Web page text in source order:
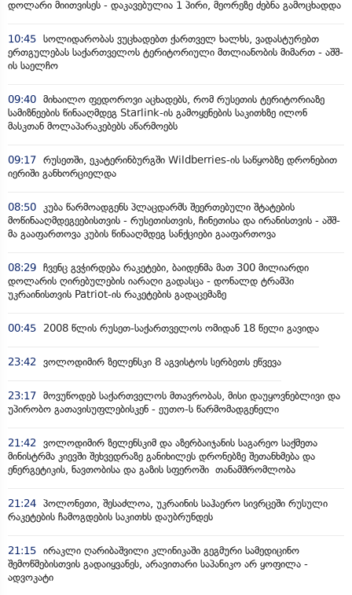
დოლარი მიითვისეს - დაკავებულია 1 პირი, მეორეზე ძებნა გამოცხადდა
10:45 სოლიდარობას ვუცხადებთ ქართველ ხალხს, ვადასტურებთ
ერთგულებას საქართველოს ტერიტორიული მთლიანობის მიმართ - აშშ-
ის საელჩო
09:40 მიხაილო ფედოროვი აცხადებს, რომ რუსეთის ტერიტორიაზე
სამიზნეების წინააღმდეგ Starlink-ის გამოყენების საკითხზე ილონ
მასკთან მოლაპარაკებებს აწარმოებს
09:17 რუსეთში, ეკატერინბურგში Wildberries-ის საწყობზე დრონებით
იერიში განხორციელდა
08:50
კუბა წარმოადგენს პლაცდარმს შეერთებული შტატების
მოწინააღმდეგეებისთვის - რუსეთისთვის, ჩინეთისა და ირანისთვის - აშშ-
მა გააფართოვა კუბის წინააღმდეგ სანქციები გააფართოვა
08:29 ჩვენც გვჭირდება რაკეტები, ბაიდენმა მათ 300 მილიარდი
დოლარის ღირებულების იარაღი გადასცა - დონალდ ტრამპი
უკრაინისთვის Patriot-ის რაკეტების გადაცემაზე
00:45 2008 წლის რუსეთ-საქართველოს ომიდან 18 წელი გავიდა
23:42 ვოლოდიმირ ზელენსკი 8 აგვისტოს სერბეთს ეწვევა
23:17 მოვუწოდებ საქართველოს მთავრობას, მისი დაუყოვნებლივი და
უპირობო გათავისუფლებისკენ - ეუთო-ს წარმომადგენელი
21:42
ვოლოდიმირ ზელენსკიმ და აზერბაიჯანის საგარეო საქმეთა
მინისტრმა კიევში შეხვედრაზე განიხილეს დრონებზე შეთანხმება და
ენერგეტიკის, ნავთობისა და გაზის სფეროში თანამშრომლობა
21:24 პოლონეთი, შესაძლოა, უკრაინის საჰაერო სივრცეში რუსული
რაკეტების ჩამოგდების საკითხს დაუბრუნდეს
21:15 ირაკლი ღარიბაშვილი კლინიკაში გეგმური სამედიცინო
შემოწმებისთვის გადაიყვანეს, არავითარი საპანიკო არ ყოფილა -
ადვოკატი